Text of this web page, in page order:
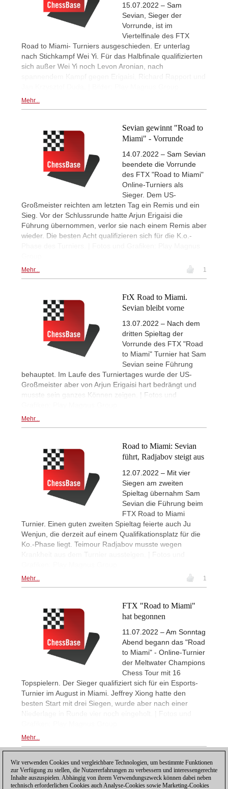
15.07.2022 – Sam
Sevian, Sieger der
Vorrunde, ist im
Viertelfinale des FTX
Road to Miami- Turniers ausgeschieden. Er unterlag
nach Stichkampf Wei Yi. Für das Halbfinale qualifizierten
sich außer Wei Yi noch Levon Aronian, nach
spannendem Kampf gegen Erigaisi, Richard Rapport und
Mehr...
Sevian gewinnt "Road to
Miami" - Vorrunde
14.07.2022 – Sam Sevian
beendete die Vorrunde
des FTX "Road to Miami"
Online-Turniers als
Sieger. Dem US-
Großmeister reichten am letzten Tag ein Remis und ein
Sieg. Vor der Schlussrunde hatte Arjun Erigaisi die
Führung übernommen, verlor sie nach einem Remis aber
wieder. Die besten Acht qualifizieren sich für die K.o.-
Mehr... 1
FtX Road to Miami.
Sevian bleibt vorne
13.07.2022 – Nach dem
dritten Spieltag der
Vorrunde des FTX "Road
to Miami" Turnier hat Sam
Sevian seine Führung
behauptet. Im Laufe des Turniertages wurde der US-
Großmeister aber von Arjun Erigaisi hart bedrängt und
musste sein ganzes Können zeigen. | Fotos und
Mehr...
Road to Miami: Sevian
führt, Radjabov steigt aus
12.07.2022 – Mit vier
Siegen am zweiten
Spieltag übernahm Sam
Sevian die Führung beim
FTX Road to Miami
Turnier. Einen guten zweiten Spieltag feierte auch Ju
Wenjun, die derzeit auf einem Qualifikationsplatz für die
Ko.-Phase liegt. Teimour Radjabov musste wegen
Krankheit aus dem Turnier aussteigen. | Fotos und
Mehr... 1
FTX "Road to Miami"
hat begonnen
11.07.2022 – Am Sonntag
Abend begann das "Road
to Miami" - Online-Turnier
der Meltwater Champions
Chess Tour mit 16
Topspielern. Der Sieger qualifiziert sich für ein Esports-
Turnier im August in Miami. Jeffrey Xiong hatte den
besten Start mit drei Siegen, wurde aber nach einer
Niederlage in Runde vier noch eingeholt. | Fotos und
Mehr...
1
Wir verwenden Cookies und vergleichbare Technologien, um bestimmte Funktionen
zur Verfügung zu stellen, die Nutzererfahrungen zu verbessern und interessengerechte
Inhalte auszuspielen. Abhängig von ihrem Verwendungszweck können dabei neben
technisch erforderlichen Cookies auch Analyse-Cookies sowie Marketing-Cookies